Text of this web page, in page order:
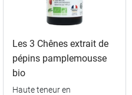
Les 3 Chênes extrait de
pépins pamplemousse
bio
Haute teneur en